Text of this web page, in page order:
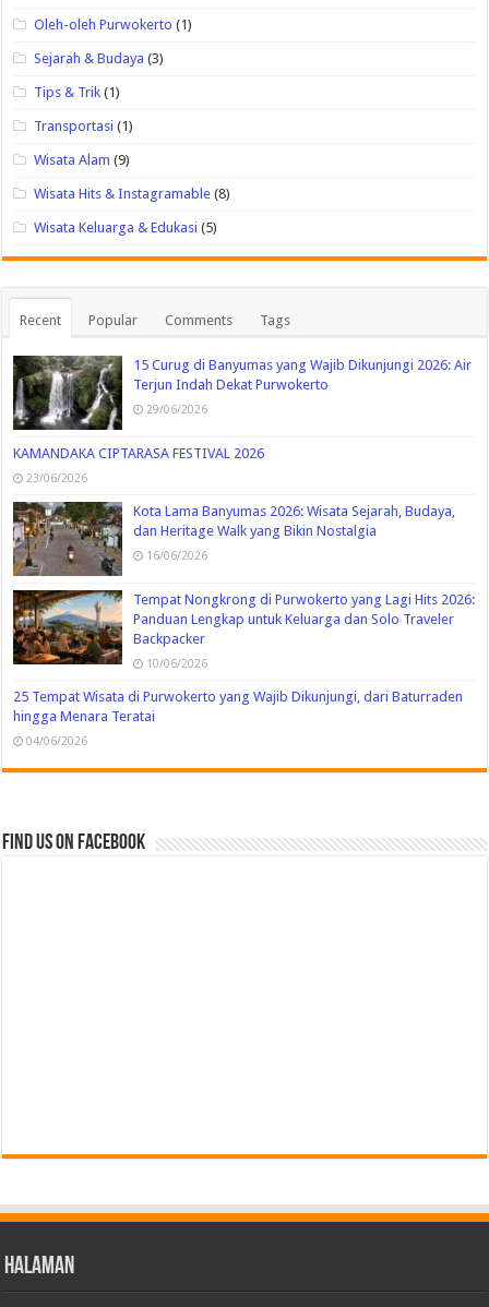
Oleh-oleh Purwokerto (1)
Sejarah & Budaya (3)
Tips & Trik (1)
Transportasi (1)
Wisata Alam (9)
Wisata Hits & Instagramable (8)
Wisata Keluarga & Edukasi (5)
Recent Popular Comments Tags
15 Curug di Banyumas yang Wajib Dikunjungi 2026: Air
Terjun Indah Dekat Purwokerto
29/06/2026
KAMANDAKA CIPTARASA FESTIVAL 2026
23/06/2026
Kota Lama Banyumas 2026: Wisata Sejarah, Budaya,
dan Heritage Walk yang Bikin Nostalgia
16/06/2026
Tempat Nongkrong di Purwokerto yang Lagi Hits 2026:
Panduan Lengkap untuk Keluarga dan Solo Traveler
Backpacker
10/06/2026
25 Tempat Wisata di Purwokerto yang Wajib Dikunjungi, dari Baturraden
hingga Menara Teratai
04/06/2026
Find us on Facebook
Halaman